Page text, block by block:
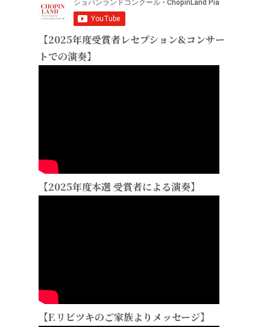
【2025年度受賞者レセプション&コンサー
トでの演奏】
【2025年度本選 受賞者による演奏】
【F.リビツキのご家族よりメッセージ】